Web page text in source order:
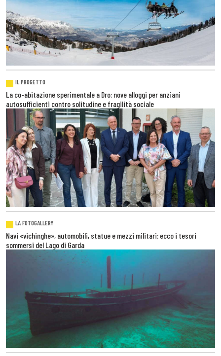
IL PROGETTO
La co-abitazione sperimentale a Dro: nove alloggi per anziani
autosufficienti contro solitudine e fragilità sociale
LA FOTOGALLERY
Navi «vichinghe», automobili, statue e mezzi militari: ecco i tesori
sommersi del Lago di Garda